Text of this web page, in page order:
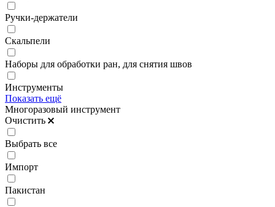
Ручки-держатели
Скальпели
Наборы для обработки ран, для снятия швов
Инструменты
Показать ещё
Многоразовый инструмент
Очистить
Выбрать все
Импорт
Пакистан